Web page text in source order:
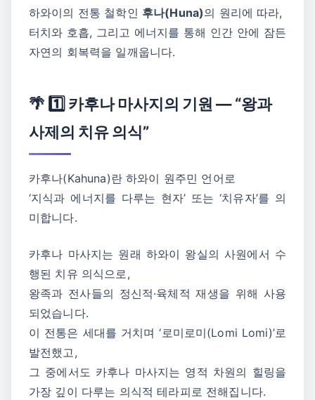
하와이의 전통 철학인 후나(Huna)의 원리에 따라,
터치와 호흡, 그리고 에너지를 통해 인간 안에 잠든
자연의 회복력을 일깨웁니다.
🌴 1️⃣ 카후나 마사지의 기원 — “왕과
사제의 치유 의식”
카후나(Kahuna)란 하와이 원주민 언어로
‘지식과 에너지를 다루는 현자’ 또는 ‘치유자’를 의
미합니다.
카후나 마사지는 원래 하와이 왕실의 사원에서 수
행된 치유 의식으로,
왕족과 전사들의 정신적·육체적 재생을 위해 사용
되었습니다.
이 전통은 세대를 거치며 ‘로미로미(Lomi Lomi)’로
발전했고,
그 중에서도 카후나 마사지는 영적 차원의 힐링을
가장 깊이 다루는 의식적 테라피로 전해집니다.